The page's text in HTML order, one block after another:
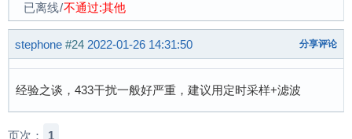
已离线/不通过:其他
stephone #24 2022-01-26 14:31:50 分享评论
经验之谈，433干扰一般好严重，建议用定时采样+滤波
页次： 1